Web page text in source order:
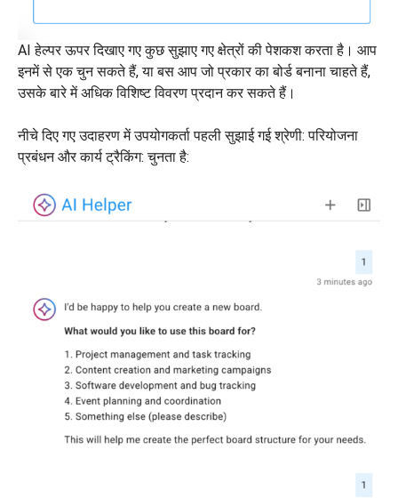
AI हेल्पर ऊपर दिखाए गए कुछ सुझाए गए क्षेत्रों की पेशकश करता है। आप
इनमें से एक चुन सकते हैं, या बस आप जो प्रकार का बोर्ड बनाना चाहते हैं,
उसके बारे में अधिक विशिष्ट विवरण प्रदान कर सकते हैं।
नीचे दिए गए उदाहरण में उपयोगकर्ता पहली सुझाई गई श्रेणी: परियोजना
प्रबंधन और कार्य ट्रैकिंग: चुनता है: